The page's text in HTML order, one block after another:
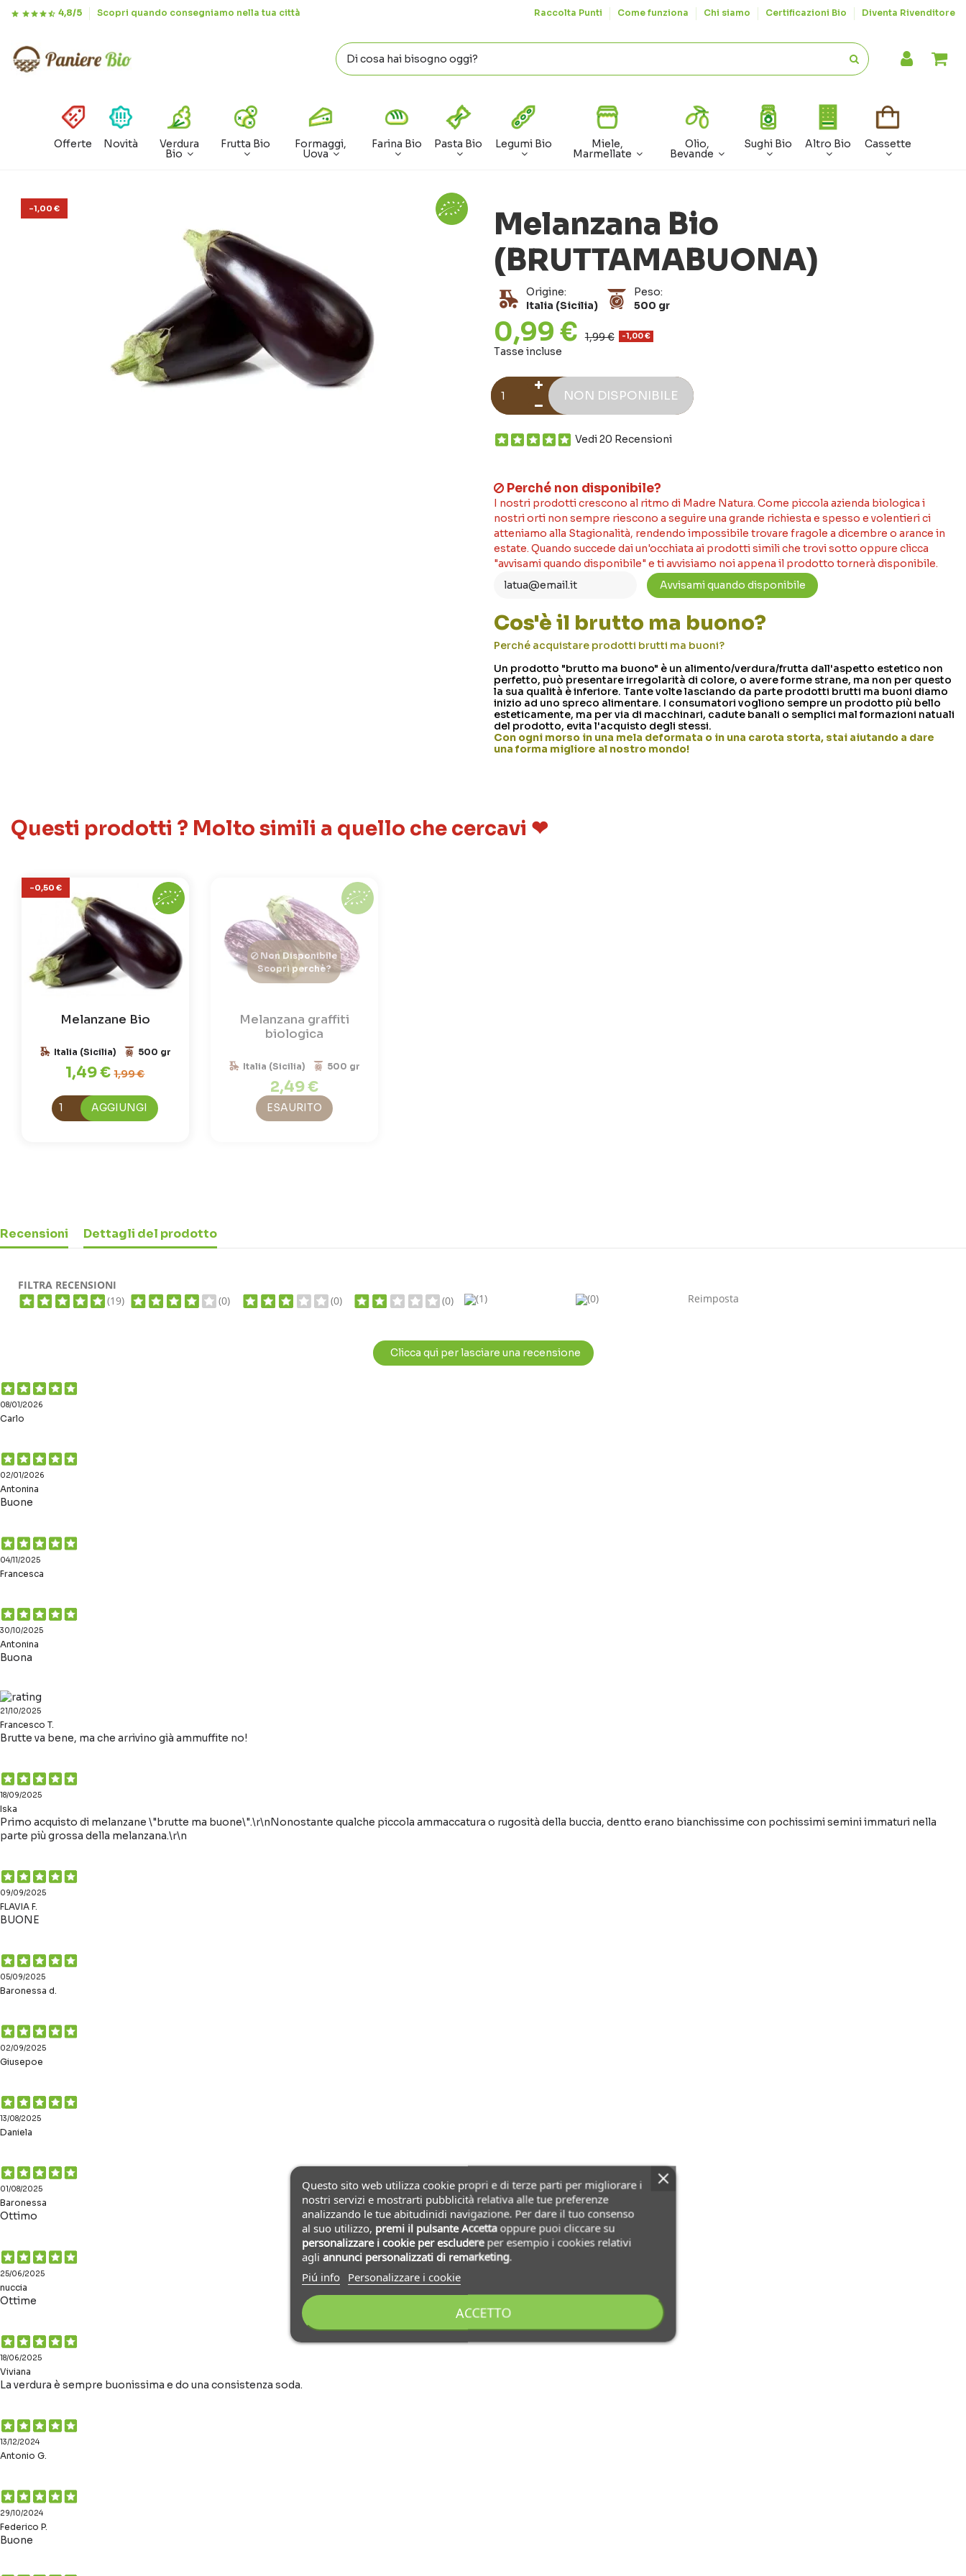
4,8/5 Scopri quando consegniamo nella tua città Raccolta Punti Come funziona Chi siamo Certificazioni Bio Diventa Rivenditore
Offerte Novità Verdura
Bio
Frutta Bio Formaggi,
Uova
Farina Bio Pasta Bio Legumi Bio Miele,
Marmellate
Olio,
Bevande
Sughi Bio Altro Bio Cassette
-1,00 €
Melanzana Bio
(BRUTTAMABUONA)
Origine:
Italia (Sicilia)
Peso:
500 gr
0,99 € 1,99 € -1,00 €
Tasse incluse
NON DISPONIBILE
Vedi 20 Recensioni
Perché non disponibile?
I nostri prodotti crescono al ritmo di Madre Natura. Come piccola azienda biologica i
nostri orti non sempre riescono a seguire una grande richiesta e spesso e volentieri ci
atteniamo alla Stagionalità, rendendo impossibile trovare fragole a dicembre o arance in
estate. Quando succede dai un'occhiata ai prodotti simili che trovi sotto oppure clicca
"avvisami quando disponibile" e ti avvisiamo noi appena il prodotto tornerà disponibile.
Cos'è il brutto ma buono?
Perché acquistare prodotti brutti ma buoni?
Un prodotto "brutto ma buono" è un alimento/verdura/frutta dall'aspetto estetico non
perfetto, può presentare irregolarità di colore, o avere forme strane, ma non per questo
la sua qualità è inferiore. Tante volte lasciando da parte prodotti brutti ma buoni diamo
inizio ad uno spreco alimentare. I consumatori vogliono sempre un prodotto più bello
esteticamente, ma per via di macchinari, cadute banali o semplici mal formazioni natuali
del prodotto, evita l'acquisto degli stessi.
Con ogni morso in una mela deformata o in una carota storta, stai aiutando a dare
una forma migliore al nostro mondo!
Questi prodotti ? Molto simili a quello che cercavi ❤
-0,50 €
Melanzane Bio
Italia (Sicilia) 500 gr
1,49 €1,99 €
AGGIUNGI
Non Disponibile
Scopri perchè?
Melanzana graffiti
biologica
Italia (Sicilia) 500 gr
2,49 €
ESAURITO
Recensioni Dettagli del prodotto
FILTRA RECENSIONI
(19)
(0) (0) (0) (1) (0) Reimposta
Clicca qui per lasciare una recensione
08/01/2026
Carlo
02/01/2026
Antonina
Buone
04/11/2025
Francesca
30/10/2025
Antonina
Buona
21/10/2025
Francesco T.
Brutte va bene, ma che arrivino già ammuffite no!
18/09/2025
Iska
Primo acquisto di melanzane \"brutte ma buone\".\r\nNonostante qualche piccola ammaccatura o rugosità della buccia, dentto erano bianchissime con pochissimi semini immaturi nella
parte più grossa della melanzana.\r\n
09/09/2025
FLAVIA F.
BUONE
05/09/2025
Baronessa d.
02/09/2025
Giusepoe
13/08/2025
Daniela
01/08/2025
Baronessa
Ottimo
25/06/2025
nuccia
Ottime
18/06/2025
Viviana
La verdura è sempre buonissima e do una consistenza soda.
13/12/2024
Antonio G.
29/10/2024
Federico P.
Buone
Questo sito web utilizza cookie propri e di terze parti per migliorare i
nostri servizi e mostrarti pubblicità relativa alle tue preferenze
analizzando le tue abitudinidi navigazione. Per dare il tuo consenso
al suo utilizzo, premi il pulsante Accettaoppure puoi cliccare su
personalizzare i cookie per escludereper esempio i cookies relativi
agli annunci personalizzati di remarketing.
Piú info
Personalizzare i cookie
ACCETTO